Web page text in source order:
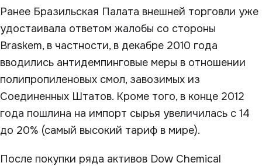
Ранее Бразильская Палата внешней торговли уже
удостаивала ответом жалобы со стороны
Braskem, в частности, в декабре 2010 года
вводились антидемпинговые меры в отношении
полипропиленовых смол, завозимых из
Соединенных Штатов. Кроме того, в конце 2012
года пошлина на импорт сырья увеличилась с 14
до 20% (самый высокий тариф в мире).
После покупки ряда активов Dow Chemical